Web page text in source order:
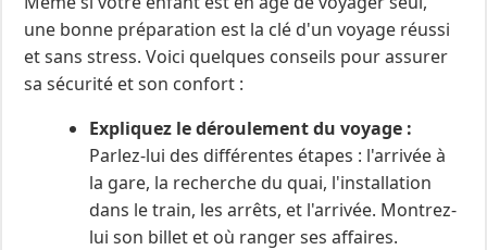
une bonne préparation est la clé d'un voyage réussi
et sans stress. Voici quelques conseils pour assurer
sa sécurité et son confort :
Expliquez le déroulement du voyage :
Parlez-lui des différentes étapes : l'arrivée à
la gare, la recherche du quai, l'installation
dans le train, les arrêts, et l'arrivée. Montrez-
lui son billet et où ranger ses affaires.